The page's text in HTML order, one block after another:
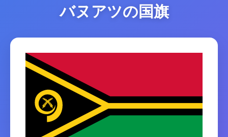
バヌアツの国旗